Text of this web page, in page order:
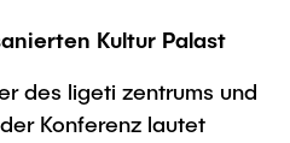
Kultur Palast
des ligeti zentrums und
Konferenz lautet